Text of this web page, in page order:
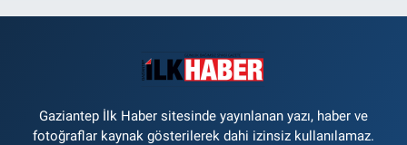
Gaziantep İlk Haber sitesinde yayınlanan yazı, haber ve
fotoğraflar kaynak gösterilerek dahi izinsiz kullanılamaz.